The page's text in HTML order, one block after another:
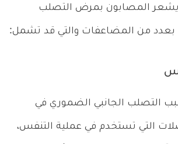
المصابون بمرض التصلب
بعدد من المضاعفات والتي قد تشمل:
التصلب الجانبي الضموري في
التي تستخدم في عملية التنفس،